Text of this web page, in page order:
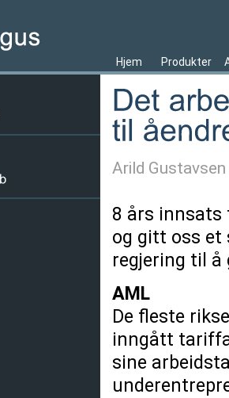
Hjem Produkter
Arild
8 års innsats
og gitt oss et
regjering til å
AML
De fleste
inngått
sine